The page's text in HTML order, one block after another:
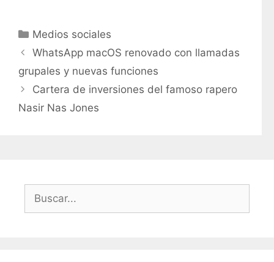
C
a
e
g
o
Medios sociales
WhatsApp macOS renovado con llamadas
grupales y nuevas funciones
Cartera de inversiones del famoso rapero
Nasir Nas Jones